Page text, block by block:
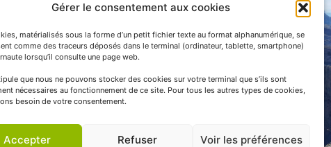
Gérer le consentement aux cookies
matérialisés sous la forme d’un petit fichier texte au format alphanumérique, se
comme des traceurs déposés dans le terminal (ordinateur, tablette, smartphone)
lorsqu’il consulte une page web.
que nous ne pouvons stocker des cookies sur votre terminal que s’ils sont
nécessaires au fonctionnement de ce site. Pour tous les autres types de cookies,
besoin de votre consentement.
Accepter Refuser Voir les préférences
Parc national des Pyrénées